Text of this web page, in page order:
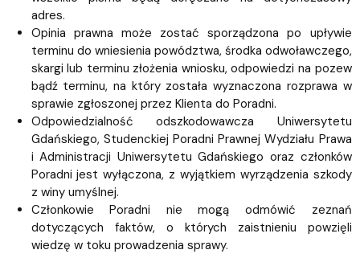
adres.
Opinia prawna może zostać sporządzona po upływie
terminu do wniesienia powództwa, środka odwoławczego,
skargi lub terminu złożenia wniosku, odpowiedzi na pozew
bądź terminu, na który została wyznaczona rozprawa w
sprawie zgłoszonej przez Klienta do Poradni.
Odpowiedzialność odszkodowawcza Uniwersytetu
Gdańskiego, Studenckiej Poradni Prawnej Wydziału Prawa
i Administracji Uniwersytetu Gdańskiego oraz członków
Poradni jest wyłączona, z wyjątkiem wyrządzenia szkody
z winy umyślnej.
Członkowie Poradni nie mogą odmówić zeznań
dotyczących faktów, o których zaistnieniu powzięli
wiedzę w toku prowadzenia sprawy.